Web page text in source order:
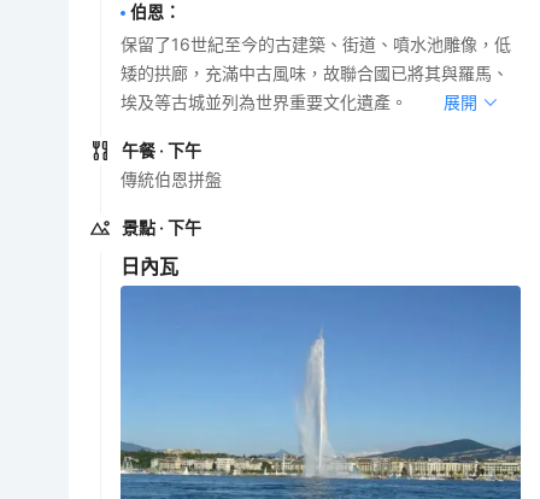
伯恩 ：
保留了16世紀至今的古建築、街道、噴水池雕像，低
矮的拱廊，充滿中古風味，故聯合國已將其與羅馬、
埃及等古城並列為世界重要文化遺產。
展開
午餐 · 下午
傳統伯恩拼盤
景點 · 下午
日內瓦